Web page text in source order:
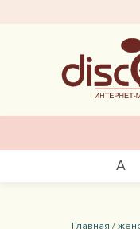
A
Главная /